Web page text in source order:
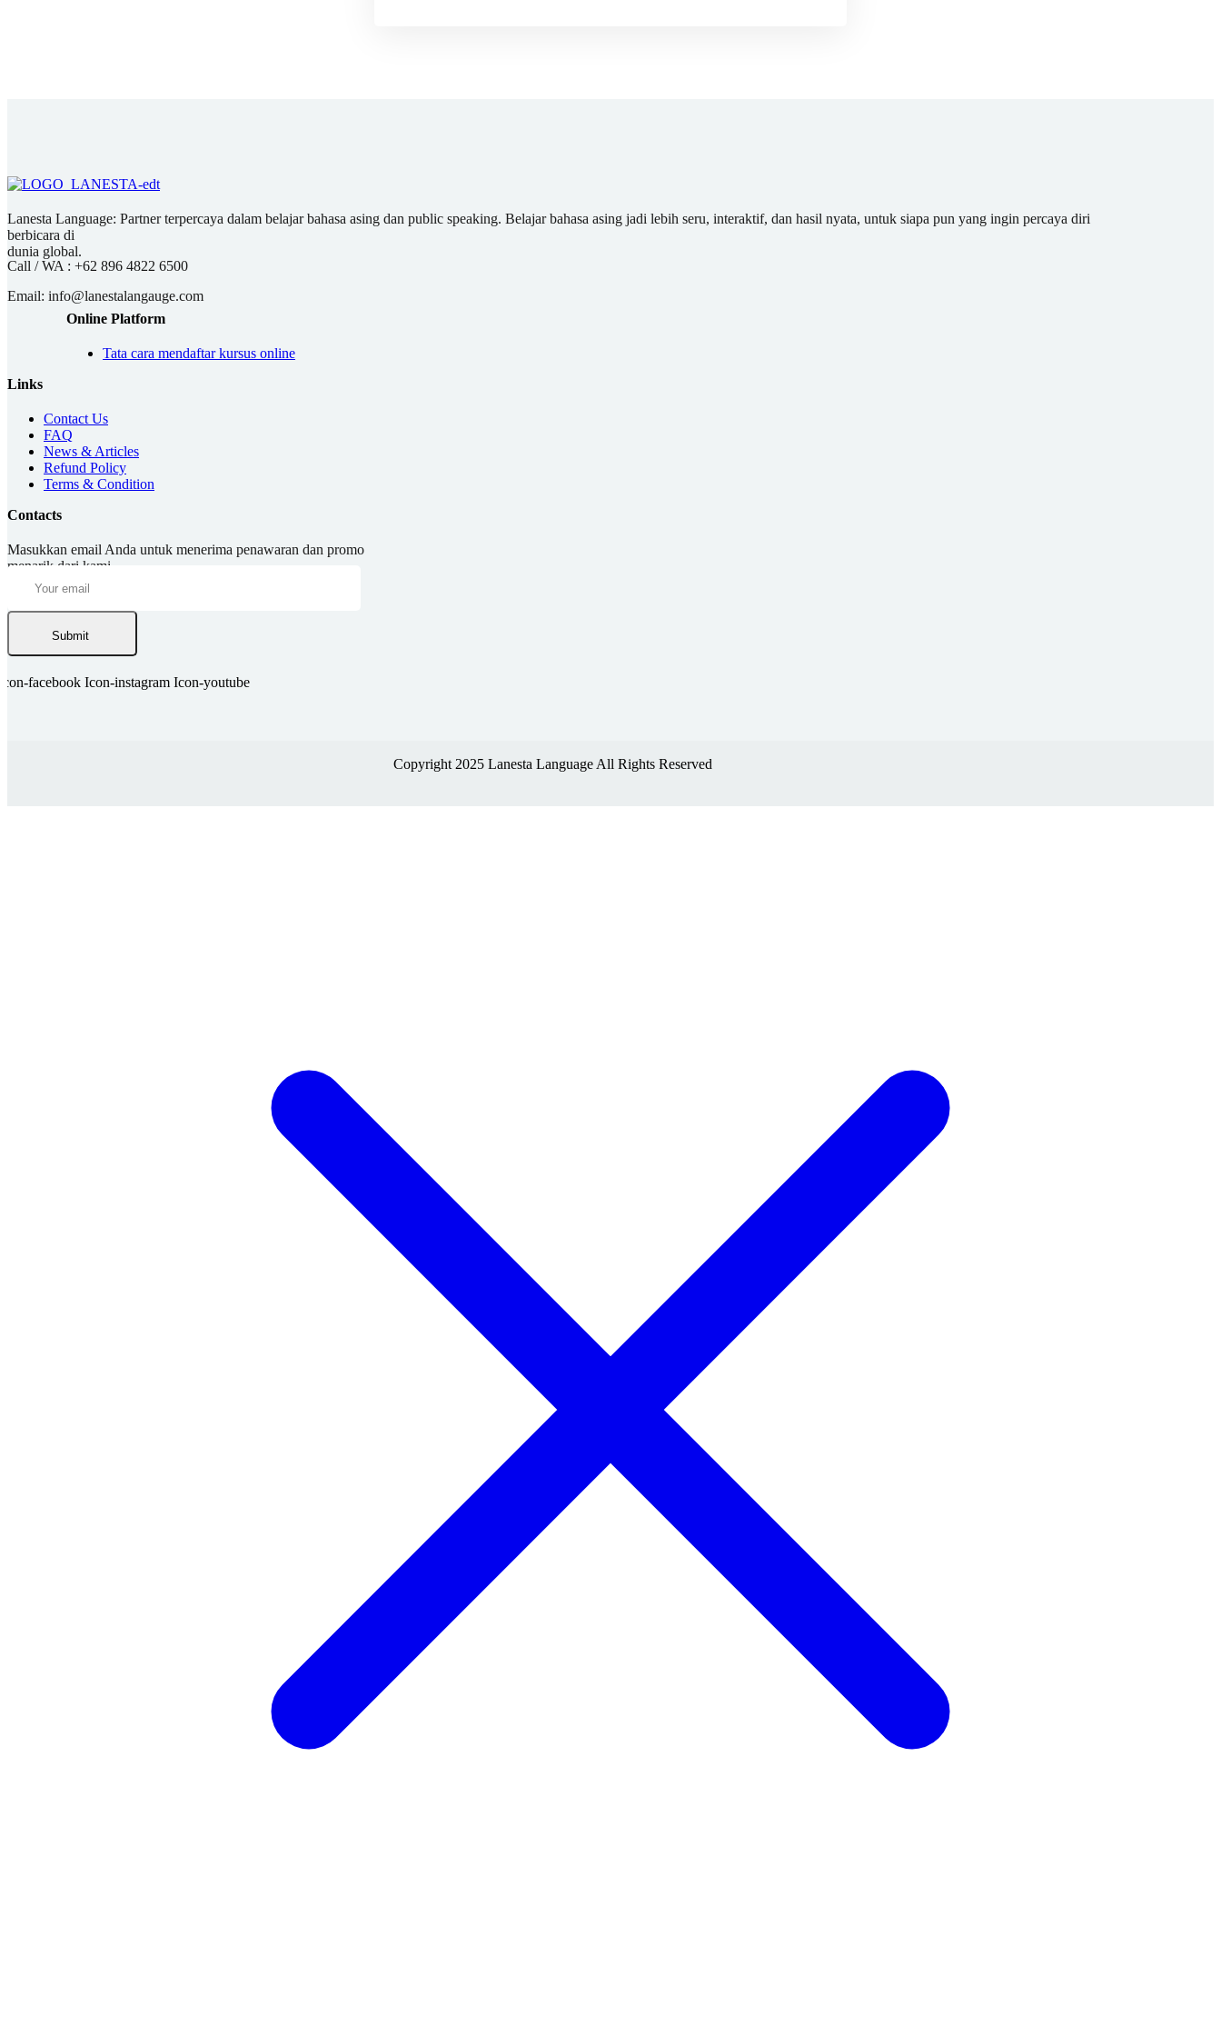
Lanesta Language: Partner terpercaya dalam belajar bahasa asing dan public speaking. Belajar bahasa asing jadi lebih seru, interaktif, dan hasil nyata, untuk siapa pun yang ingin percaya diri
berbicara di
dunia global.
Call / WA : +62 896 4822 6500
Email: info@lanestalangauge.com
Online Platform
Tata cara mendaftar kursus online
Links
Contact Us
FAQ
News & Articles
Refund Policy
Terms & Condition
Contacts
Masukkan email Anda untuk menerima penawaran dan promo
menarik dari kami.
Submit
facebook Icon-instagram Icon-youtube
Copyright 2025 Lanesta Language All Rights Reserved